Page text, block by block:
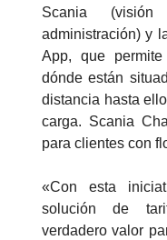
Scania
administración) y
App, que
dónde están
distancia hasta
carga. Scania
para clientes con
«Con esta
solución de
verdadero valor